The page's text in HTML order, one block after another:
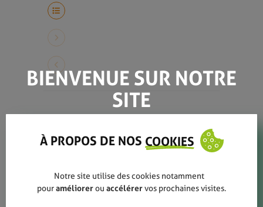
Alexandre Bourri
BIENVENUE SUR NOTRE
SITE
À PROPOS DE NOS COOKIES
Notre site utilise des cookies notamment
pouraméliorerou accélérervos prochaines visites.